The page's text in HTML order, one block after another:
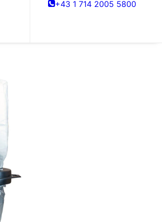
+43 1 714 2005 5800